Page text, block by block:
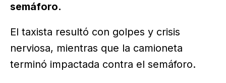
semáforo.
El taxista resultó con golpes y crisis
nerviosa, mientras que la camioneta
terminó impactada contra el semáforo.